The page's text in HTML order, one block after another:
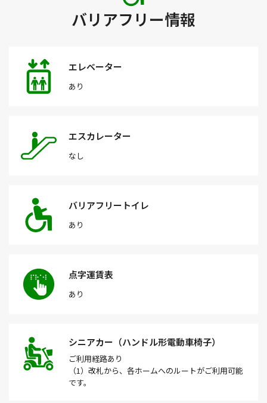
バリアフリー情報
エレベーター
あり
エスカレーター
なし
バリアフリートイレ
あり
点字運賃表
あり
シニアカー（ハンドル形電動車椅子）
ご利用経路あり
（1）改札から、各ホームへのルートがご利用可能
です。